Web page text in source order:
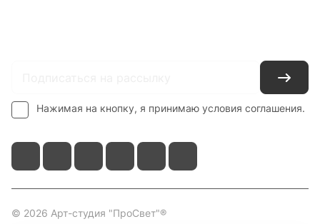
Нажимая на кнопку, я принимаю условия соглашения.
© 2026 Арт-студия "ПроСвет"®